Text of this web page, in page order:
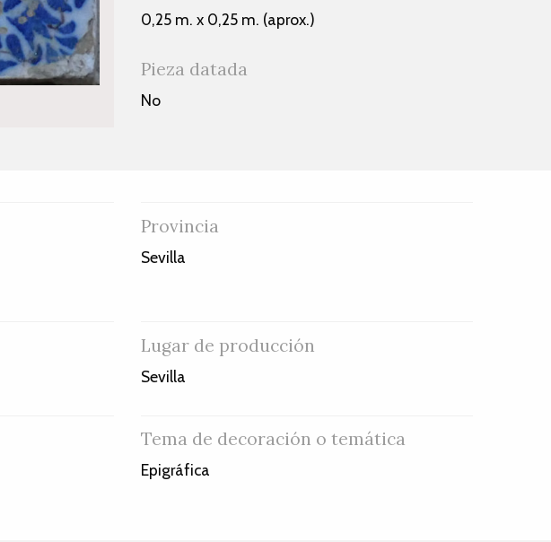
0,25 m. x 0,25 m. (aprox.)
Pieza datada
No
Provincia
Sevilla
Lugar de producción
Sevilla
Tema de decoración o temática
Epigráfica